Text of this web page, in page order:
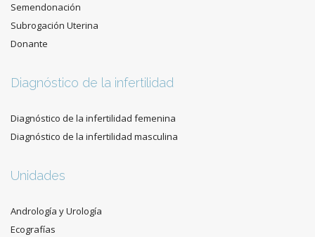
Semendonación
Subrogación Uterina
Donante
Diagnóstico de la infertilidad
Diagnóstico de la infertilidad femenina
Diagnóstico de la infertilidad masculina
Unidades
Andrología y Urología
Ecografías